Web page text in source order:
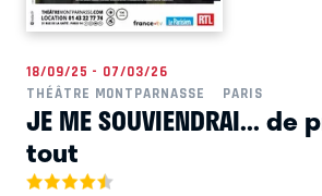
18/09/25 - 07/03/26
THÉÂTRE MONTPARNASSE
PARIS
JE ME SOUVIENDRAI...
tout